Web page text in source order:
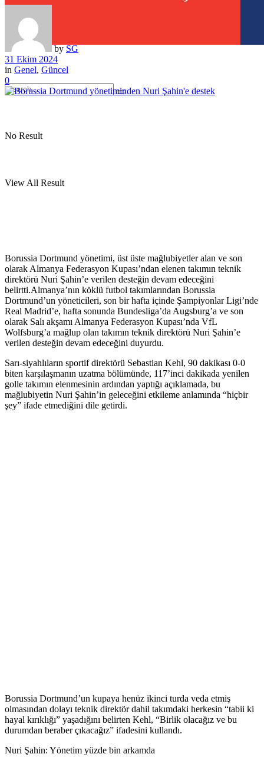
No Result
View All Result
by SG
31 Ekim 2024
in Genel, Güncel
0
Borussia Dortmund yönetimi, üst üste mağlubiyetler alan ve son
olarak Almanya Federasyon Kupası’ndan elenen takımın teknik
direktörü Nuri Şahin’e verilen desteğin devam edeceğini
belirtti.Almanya’nın köklü futbol takımlarından Borussia
Dortmund’un yöneticileri, son bir hafta içinde Şampiyonlar Ligi’nde
Real Madrid’e, hafta sonunda Bundesliga’da Augsburg’a ve son
olarak Salı akşamı Almanya Federasyon Kupası’nda VfL
Wolfsburg’a mağlup olan takımın teknik direktörü Nuri Şahin’e
verilen desteğin devam edeceğini duyurdu.
Sarı-siyahlıların sportif direktörü Sebastian Kehl, 90 dakikası 0-0
biten karşılaşmanın uzatma bölümünde, 117’inci dakikada yenilen
golle takımın elenmesinin ardından yaptığı açıklamada, bu
mağlubiyetin Nuri Şahin’in geleceğini etkileme anlamında “hiçbir
şey” ifade etmediğini dile getirdi.
Borussia Dortmund’un kupaya henüz ikinci turda veda etmiş
olmasından dolayı teknik direktör dahil takımdaki herkesin “tabii ki
hayal kırıklığı” yaşadığını belirten Kehl, “Birlik olacağız ve bu
durumdan beraber çıkacağız” ifadesini kullandı.
Nuri Şahin: Yönetim yüzde bin arkamda